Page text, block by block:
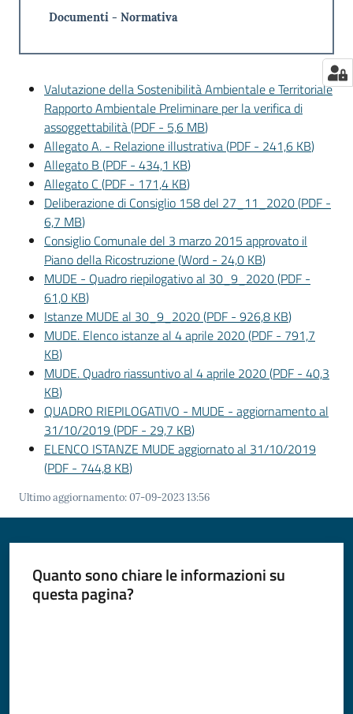
Documenti - Normativa
Valutazione della Sostenibilità Ambientale e Territoriale
Rapporto Ambientale Preliminare per la verifica di
assoggettabilità(PDF - 5,6 MB)
Allegato A. - Relazione illustrativa(PDF - 241,6 KB)
Allegato B (PDF - 434,1 KB)
Allegato C (PDF - 171,4 KB)
Deliberazione di Consiglio 158 del 27_11_2020(PDF -
6,7 MB)
Consiglio Comunale del 3 marzo 2015 approvato il
Piano della Ricostruzione(Word - 24,0 KB)
MUDE - Quadro riepilogativo al 30_9_2020(PDF -
61,0 KB)
Istanze MUDE al 30_9_2020(PDF - 926,8 KB)
MUDE. Elenco istanze al 4 aprile 2020(PDF - 791,7
KB)
MUDE. Quadro riassuntivo al 4 aprile 2020(PDF - 40,3
KB)
QUADRO RIEPILOGATIVO - MUDE - aggiornamento al
31/10/2019 (PDF - 29,7 KB)
ELENCO ISTANZE MUDE aggiornato al 31/10/2019
(PDF - 744,8 KB)
Ultimo aggiornamento:07-09-2023 13:56
Quanto sono chiare le informazioni su
questa pagina?